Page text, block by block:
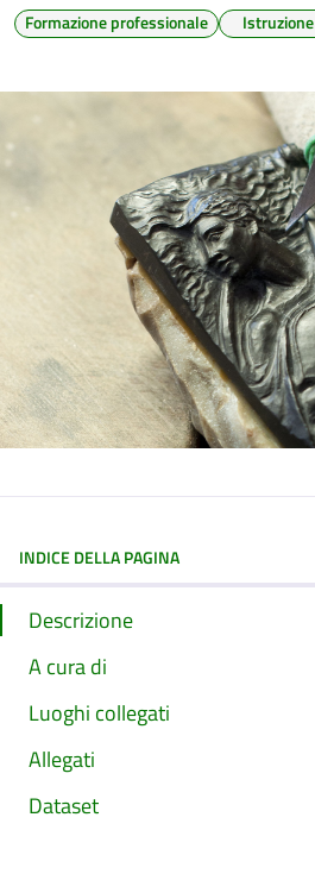
Formazione professionale
Istruzione
INDICE DELLA PAGINA
Descrizione
A cura di
Luoghi collegati
Allegati
Dataset